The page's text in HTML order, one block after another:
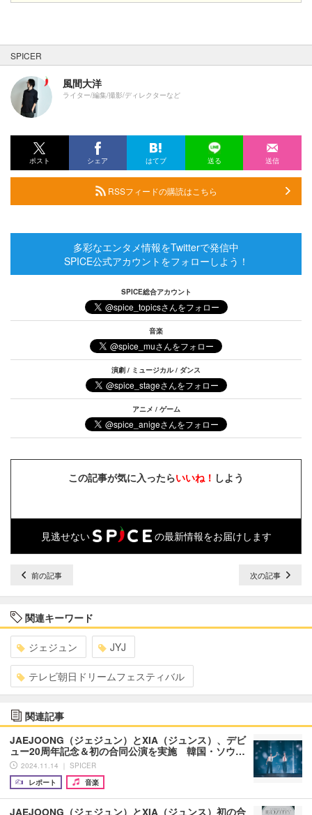
SPICER
風間大洋
ライター/編集/撮影/ディレクターなど
ポスト シェア はてブ 送る 送信
RSSフィードの購読はこちら
多彩なエンタメ情報をTwitterで発信中
SPICE公式アカウントをフォローしよう！
SPICE総合アカウント
音楽
演劇 / ミュージカル / ダンス
アニメ / ゲーム
この記事が気に入ったらいいね！ しよう
見逃せない の最新情報をお届けします
前の記事 次の記事
関連キーワード
ジェジュン JYJ
テレビ朝日ドリームフェスティバル
関連記事
JAEJOONG（ジェジュン）とXIA（ジュンス）、デビ
ュー20周年記念＆初の合同公演を実施 韓国・ソウ…
2024.11.14 ｜ SPICER
レポート
音楽
JAEJOONG（ジェジュン）とXIA（ジュンス）初の合